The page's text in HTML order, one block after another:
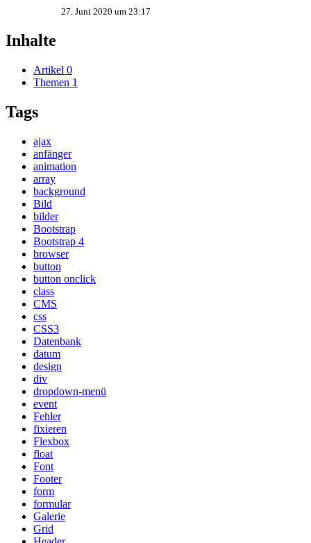
27. Juni 2020 um 23:17
Inhalte
Artikel 0
Themen 1
Tags
ajax
anfänger
animation
array
background
Bild
bilder
Bootstrap
Bootstrap 4
browser
button
button onclick
class
CMS
css
CSS3
Datenbank
datum
design
div
dropdown-menü
event
Fehler
fixieren
Flexbox
float
Font
Footer
form
formular
Galerie
Grid